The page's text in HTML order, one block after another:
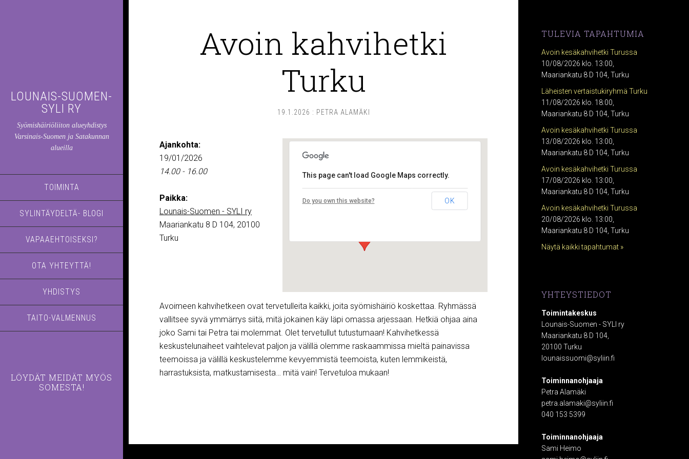
LOUNAIS-SUOMEN-
SYLI RY
Syömishäiriöliiton alueyhdistys
Varsinais-Suomen ja Satakunnan
alueilla
TOIMINTA
SYLINTÄYDELTÄ- BLOGI
VAPAAEHTOISEKSI?
OTA YHTEYTTÄ!
YHDISTYS
TAITO-VALMENNUS
LÖYDÄT MEIDÄT MYÖS
SOMESTA!
Avoin kahvihetki
Turku
19.1.2026 : PETRA ALAMÄKI
Lounais-Suomen – SYLI ry
Maariankatu 8 D 104 - Turku
This page can't load Google Maps correctly.
Do you own this website? OK
Ajankohta:
19/01/2026
14.00 - 16.00
Paikka:
Lounais-Suomen - SYLI ry
Maariankatu 8 D 104, 20100
Turku
Avoimeen kahvihetkeen ovat tervetulleita kaikki, joita syömishäiriö koskettaa. Ryhmässä
vallitsee syvä ymmärrys siitä, mitä jokainen käy läpi omassa arjessaan. Hetkiä ohjaa aina
joko Sami tai Petra tai molemmat. Olet tervetullut tutustumaan! Kahvihetkessä
keskustelunaiheet vaihtelevat paljon ja välillä olemme raskaammissa mieltä painavissa
teemoissa ja välillä keskustelemme kevyemmistä teemoista, kuten lemmikeistä,
harrastuksista, matkustamisesta… mitä vain! Tervetuloa mukaan!
TULEVIA TAPAHTUMIA
Avoin kesäkahvihetki Turussa
10/08/2026 klo. 13:00,
Maariankatu 8 D 104, Turku
Läheisten vertaistukiryhmä Turku
11/08/2026 klo. 18:00,
Maariankatu 8 D 104, Turku
Avoin kesäkahvihetki Turussa
13/08/2026 klo. 13:00,
Maariankatu 8 D 104, Turku
Avoin kesäkahvihetki Turussa
17/08/2026 klo. 13:00,
Maariankatu 8 D 104, Turku
Avoin kesäkahvihetki Turussa
20/08/2026 klo. 13:00,
Maariankatu 8 D 104, Turku
Näytä kaikki tapahtumat »
YHTEYSTIEDOT
Toimintakeskus
Lounais-Suomen - SYLI ry
Maariankatu 8 D 104,
20100 Turku
lounaissuomi@syliin.fi
Toiminnanohjaaja
Petra Alamäki
petra.alamaki@syliin.fi
040 153 5399
Toiminnanohjaaja
Sami Heimo